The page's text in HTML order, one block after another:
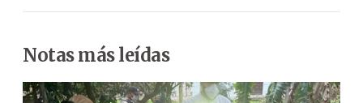
Notas más leídas